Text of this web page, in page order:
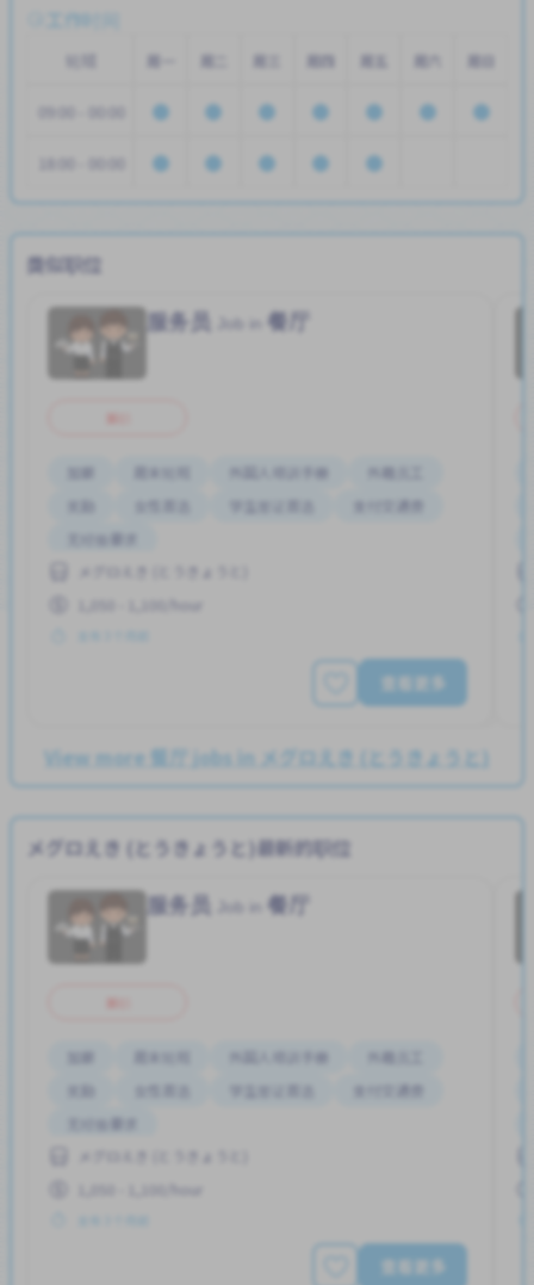
工作时间
周一 周二 周三 周四 周五 周六 周日
类似职位
服务员 餐厅
兼职
加薪 周末轮班 外国人培训手册
外籍员工
奖励
学生签证首选
支付交通费
无经验要求
メグロえき (とうきょうと)
1,050 - 1,100/hour
查看更多
View more 餐厅 jobs in メグロえき (とうきょうと)
メグロえき (とうきょうと)最新的职位
服务员 餐厅
兼职
加薪 周末轮班 外国人培训手册
外籍员工
奖励
学生签证首选
支付交通费
无经验要求
メグロえき (とうきょうと)
1,050 - 1,100/hour
查看更多